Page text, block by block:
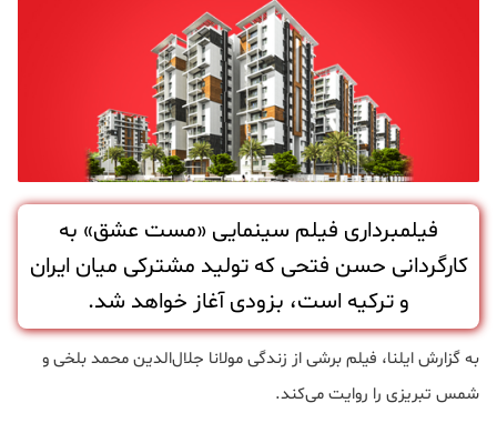
فیلمبرداری فیلم سینمایی «مست عشق» به
کارگردانی حسن فتحی که تولید مشترکی میان ایران
و ترکیه است، بزودی آغاز خواهد شد.
به گزارش ایلنا، فیلم برشی از زندگی مولانا جلال‌الدین محمد بلخی و
شمس تبریزی را روایت می‌کند.